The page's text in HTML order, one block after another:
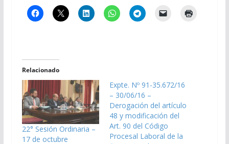
Relacionado
22° Sesión Ordinaria –
17 de octubre
Expte. Nº 91-35.672/16
– 30/06/16 –
Derogación del artículo
48 y modificación del
Art. 90 del Código
Procesal Laboral de la